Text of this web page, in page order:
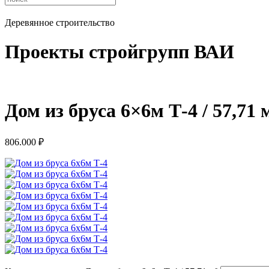
Деревянное строительство
Проекты стройгрупп ВАИ
Дом из бруса 6×6м Т-4 / 57,71
806.000 ₽